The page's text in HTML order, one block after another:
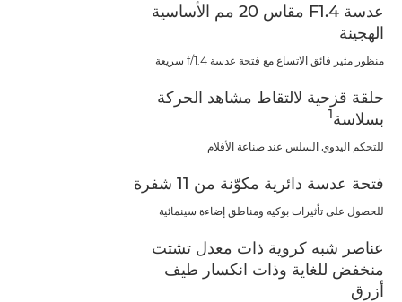
عدسة F1.4 مقاس 20 مم الأساسية
الهجينة
منظور مثير فائق الاتساع مع فتحة عدسة f/1.4 سريعة
حلقة قزحية لالتقاط مشاهد الحركة
بسلاسة1
للتحكم اليدوي السلس عند صناعة الأفلام
فتحة عدسة دائرية مكوّنة من 11 شفرة
للحصول على تأثيرات بوكيه ومناطق إضاءة سينمائية
عناصر شبه كروية ذات معدل تشتت
منخفض للغاية وذات انكسار طيف
أزرق